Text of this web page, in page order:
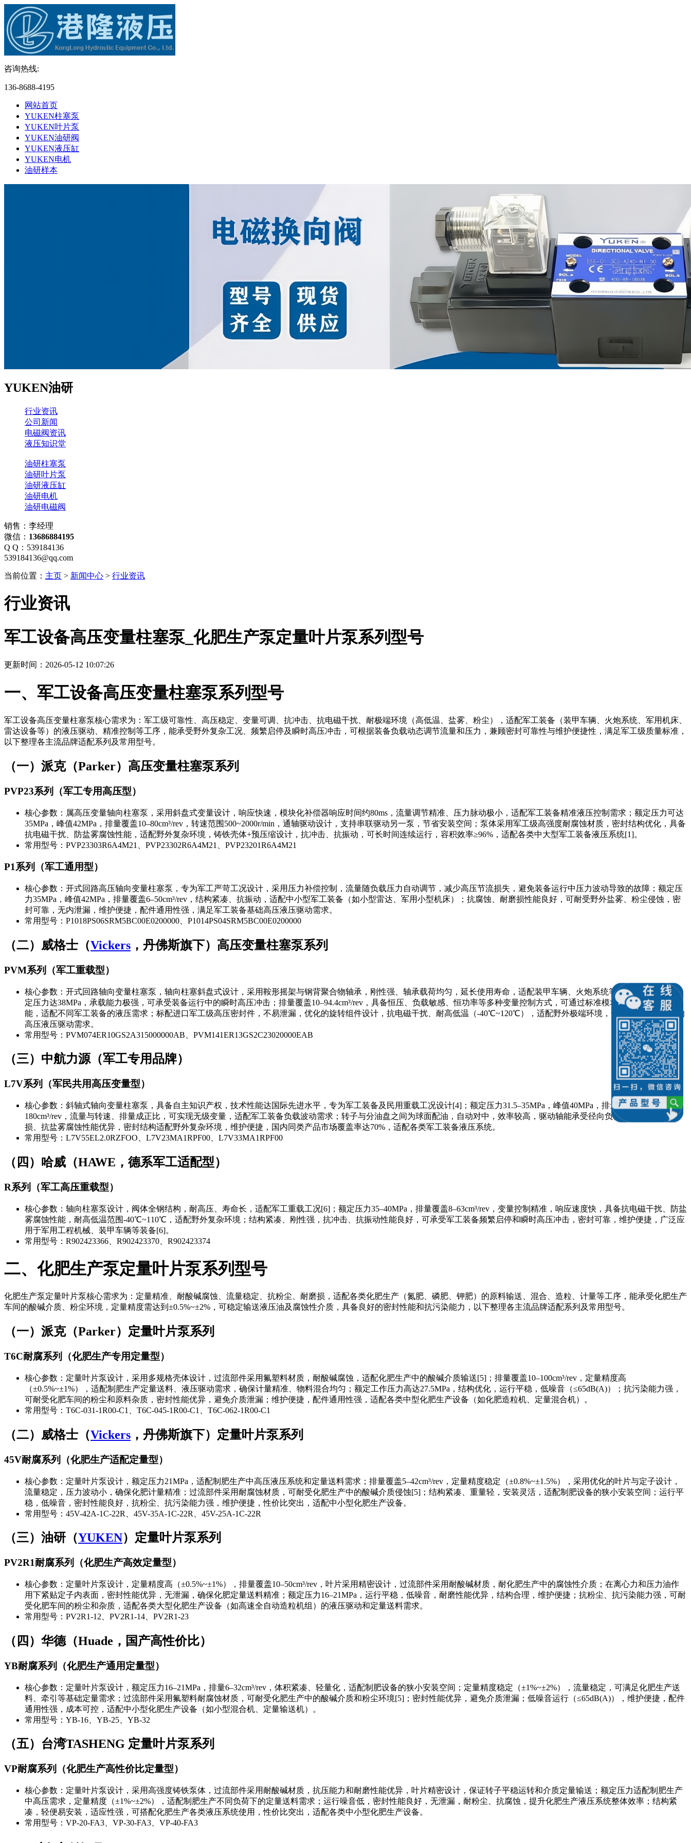
咨询热线:
136-8688-4195
网站首页
YUKEN柱塞泵
YUKEN叶片泵
YUKEN油研阀
YUKEN液压缸
YUKEN电机
油研样本
YUKEN油研
行业资讯
公司新闻
电磁阀资讯
液压知识堂
油研柱塞泵
油研叶片泵
油研液压缸
油研电机
油研电磁阀
销售：李经理
微信： 13686884195
Q Q：539184136
539184136@qq.com
当前位置： 主页 > 新闻中心 > 行业资讯
行业资讯
军工设备高压变量柱塞泵_化肥生产泵定量叶片泵系列型号
更新时间：2026-05-12 10:07:26
一、军工设备高压变量柱塞泵系列型号
军工设备高压变量柱塞泵核心需求为：军工级可靠性、高压稳定、变量可调、抗冲击、抗电磁干扰、耐极端环境（高低温、盐雾、粉尘），适配军工装备（装甲车辆、火炮系统、军用机床、
雷达设备等）的液压驱动、精准控制等工序，能承受野外复杂工况、频繁启停及瞬时高压冲击，可根据装备负载动态调节流量和压力，兼顾密封可靠性与维护便捷性，满足军工级质量标准，
以下整理各主流品牌适配系列及常用型号。
（一）派克（Parker）高压变量柱塞泵系列
PVP23系列（军工专用高压型）
核心参数：属高压变量轴向柱塞泵，采用斜盘式变量设计，响应快速，模块化补偿器响应时间约80ms，流量调节精准、压力脉动极小，适配军工装备精准液压控制需求；额定压力可达
35MPa，峰值42MPa，排量覆盖10–80cm³/rev，转速范围500~2000r/min，通轴驱动设计，支持串联驱动另一泵，节省安装空间；泵体采用军工级高强度耐腐蚀材质，密封结构优化，具备
抗电磁干扰、防盐雾腐蚀性能，适配野外复杂环境，铸铁壳体+预压缩设计，抗冲击、抗振动，可长时间连续运行，容积效率≥96%，适配各类中大型军工装备液压系统[1]。
常用型号：PVP23303R6A4M21、PVP23302R6A4M21、PVP23201R6A4M21
P1系列（军工通用型）
核心参数：开式回路高压轴向变量柱塞泵，专为军工严苛工况设计，采用压力补偿控制，流量随负载压力自动调节，减少高压节流损失，避免装备运行中压力波动导致的故障；额定压
力35MPa，峰值42MPa，排量覆盖6–50cm³/rev，结构紧凑、抗振动，适配中小型军工装备（如小型雷达、军用小型机床）；抗腐蚀、耐磨损性能良好，可耐受野外盐雾、粉尘侵蚀，密
封可靠，无内泄漏，维护便捷，配件通用性强，满足军工装备基础高压液压驱动需求。
常用型号：P1018PS06SRM5BC00E0200000、P1014PS04SRM5BC00E0200000
（二）威格士（Vickers ，丹佛斯旗下）高压变量柱塞泵系列
PVM系列（军工重载型）
核心参数：开式回路轴向变量柱塞泵，轴向柱塞斜盘式设计，采用鞍形摇架与钢背聚合物轴承，刚性强、轴承载荷均匀，延长使用寿命，适配装甲车辆、火炮系统等重载军工装备；额
定压力达38MPa，承载能力极强，可承受装备运行中的瞬时高压冲击；排量覆盖10–94.4cm³/rev，具备恒压、负载敏感、恒功率等多种变量控制方式，可通过标准模块切换快速改变功
能，适配不同军工装备的液压需求；标配进口军工级高压密封件，不易泄漏，优化的旋转组件设计，抗电磁干扰、耐高低温（-40℃~120℃），适配野外极端环境，适配大型军工装备的
高压液压驱动需求。
常用型号：PVM074ER10GS2A315000000AB、PVM141ER13GS2C23020000EAB
（三）中航力源（军工专用品牌）
L7V系列（军民共用高压变量型）
核心参数：斜轴式轴向变量柱塞泵，具备自主知识产权，技术性能达国际先进水平，专为军工装备及民用重载工况设计[4]；额定压力31.5–35MPa，峰值40MPa，排量覆盖10–
180cm³/rev，流量与转速、排量成正比，可实现无级变量，适配军工装备负载波动需求；转子与分油盘之间为球面配油，自动对中，效率较高，驱动轴能承受径向负荷，抗冲击、耐磨
损、抗盐雾腐蚀性能优异，密封结构适配野外复杂环境，维护便捷，国内同类产品市场覆盖率达70%，适配各类军工装备液压系统。
常用型号：L7V55EL2.0RZFOO、L7V23MA1RPF00、L7V33MA1RPF00
（四）哈威（HAWE，德系军工适配型）
R系列（军工高压重载型）
核心参数：轴向柱塞泵设计，阀体全钢结构，耐高压、寿命长，适配军工重载工况[6]；额定压力35–40MPa，排量覆盖8–63cm³/rev，变量控制精准，响应速度快，具备抗电磁干扰、防盐
雾腐蚀性能，耐高低温范围-40℃~110℃，适配野外复杂环境；结构紧凑、刚性强，抗冲击、抗振动性能良好，可承受军工装备频繁启停和瞬时高压冲击，密封可靠，维护便捷，广泛应
用于军用工程机械、装甲车辆等装备[6]。
常用型号：R902423366、R902423370、R902423374
二、化肥生产泵定量叶片泵系列型号
化肥生产泵定量叶片泵核心需求为：定量精准、耐酸碱腐蚀、流量稳定、抗粉尘、耐磨损，适配各类化肥生产（氮肥、磷肥、钾肥）的原料输送、混合、造粒、计量等工序，能承受化肥生产
车间的酸碱介质、粉尘环境，定量精度需达到±0.5%~±2%，可稳定输送液压油及腐蚀性介质，具备良好的密封性能和抗污染能力，以下整理各主流品牌适配系列及常用型号。
（一）派克（Parker）定量叶片泵系列
T6C耐腐系列（化肥生产专用定量型）
核心参数：定量叶片泵设计，采用多规格壳体设计，过流部件采用氟塑料材质，耐酸碱腐蚀，适配化肥生产中的酸碱介质输送[5]；排量覆盖10–100cm³/rev，定量精度高
（±0.5%~±1%），适配制肥生产定量送料、液压驱动需求，确保计量精准、物料混合均匀；额定工作压力高达27.5MPa，结构优化，运行平稳，低噪音（≤65dB(A)）；抗污染能力强，
可耐受化肥车间的粉尘和原料杂质，密封性能优异，避免介质泄漏；维护便捷，配件通用性强，适配各类中型化肥生产设备（如化肥造粒机、定量混合机）。
常用型号：T6C-031-1R00-C1、T6C-045-1R00-C1、T6C-062-1R00-C1
（二）威格士（Vickers ，丹佛斯旗下）定量叶片泵系列
45V耐腐系列（化肥生产适配定量型）
核心参数：定量叶片泵设计，额定压力21MPa，适配制肥生产中高压液压系统和定量送料需求；排量覆盖5–42cm³/rev，定量精度稳定（±0.8%~±1.5%），采用优化的叶片与定子设计，
流量稳定，压力波动小，确保化肥计量精准；过流部件采用耐腐蚀材质，可耐受化肥生产中的酸碱介质侵蚀[5]；结构紧凑、重量轻，安装灵活，适配制肥设备的狭小安装空间；运行平
稳，低噪音，密封性能良好，抗粉尘、抗污染能力强，维护便捷，性价比突出，适配中小型化肥生产设备。
常用型号：45V-42A-1C-22R、45V-35A-1C-22R、45V-25A-1C-22R
（三）油研（YUKEN）定量叶片泵系列
PV2R1耐腐系列（化肥生产高效定量型）
核心参数：定量叶片泵设计，定量精度高（±0.5%~±1%），排量覆盖10–50cm³/rev，叶片采用精密设计，过流部件采用耐酸碱材质，耐化肥生产中的腐蚀性介质；在离心力和压力油作
用下紧贴定子内表面，密封性能优异，无泄漏，确保化肥定量送料精准；额定压力16–21MPa，运行平稳，低噪音，耐磨性能优异，结构合理，维护便捷；抗粉尘、抗污染能力强，可耐
受化肥车间的粉尘和杂质，适配各类大型化肥生产设备（如高速全自动造粒机组）的液压驱动和定量送料需求。
常用型号：PV2R1-12、PV2R1-14、PV2R1-23
（四）华德（Huade，国产高性价比）
YB耐腐系列（化肥生产通用定量型）
核心参数：定量叶片泵设计，额定压力16–21MPa，排量6–32cm³/rev，体积紧凑、轻量化，适配制肥设备的狭小安装空间；定量精度稳定（±1%~±2%），流量稳定，可满足化肥生产送
料、牵引等基础定量需求；过流部件采用氟塑料耐腐蚀材质，可耐受化肥生产中的酸碱介质和粉尘环境[5]；密封性能优异，避免介质泄漏；低噪音运行（≤65dB(A)），维护便捷，配件
通用性强，成本可控，适配中小型化肥生产设备（如小型混合机、定量输送机）。
常用型号：YB-16、YB-25、YB-32
（五）台湾TASHENG 定量叶片泵系列
VP耐腐系列（化肥生产高性价比定量型）
核心参数：定量叶片泵设计，采用高强度铸铁泵体，过流部件采用耐酸碱材质，抗压能力和耐磨性能优异，叶片精密设计，保证转子平稳运转和介质定量输送；额定压力适配制肥生产
中高压需求，定量精度（±1%~±2%），适配制肥生产不同负荷下的定量送料需求；运行噪音低，密封性能良好，无泄漏，耐粉尘、抗腐蚀，提升化肥生产液压系统整体效率；结构紧
凑，轻便易安装，适应性强，可搭配化肥生产各类液压系统使用，性价比突出，适配各类中小型化肥生产设备。
常用型号：VP-20-FA3、VP-30-FA3、VP-40-FA3